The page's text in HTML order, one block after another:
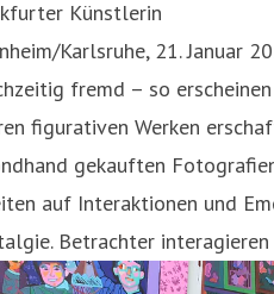
Künstlerin
Karlsruhe, 21. Januar
fremd – so
figurativen Werken
gekauften
auf Interaktionen und
Betrachter